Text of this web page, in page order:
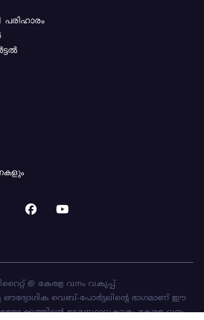
@ കേരള വനം വകുപ്പ്.
ഔദ്യോഗിക വെബ്-പോർട്ടലിന്റെ ഭാഗമാണ് ഈ
ഉടമസ്ഥാവകാശം കേരള വനം